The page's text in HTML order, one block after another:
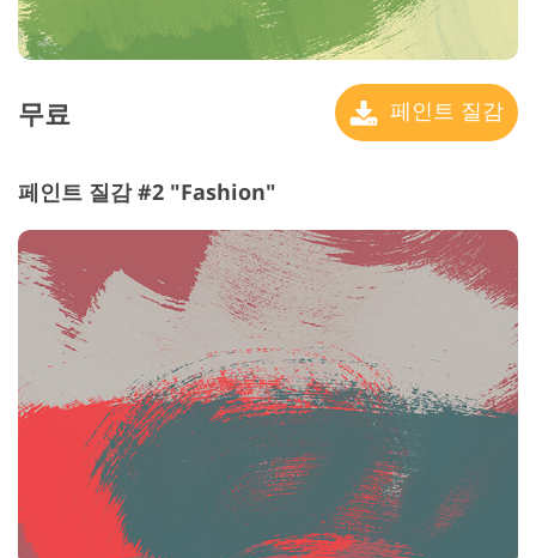
무료 페인트 질감
페인트 질감 #2 "Fashion"